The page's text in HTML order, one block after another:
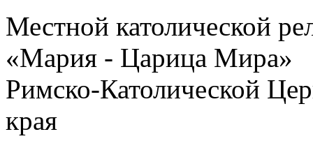
Местной католической
«Мария - Царица Мира»
Римско-Католической
края